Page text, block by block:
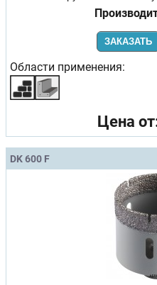
ЗАКАЗАТЬ
Области применения:
Цена
DK 600 F